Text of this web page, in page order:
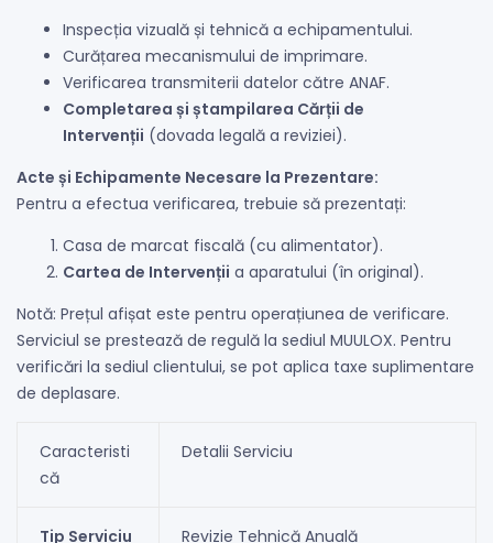
Inspecția vizuală și tehnică a echipamentului.
Curățarea mecanismului de imprimare.
Verificarea transmiterii datelor către ANAF.
Completarea și ștampilarea Cărții de
Intervenții (dovada legală a reviziei).
Acte și Echipamente Necesare la Prezentare:
Pentru a efectua verificarea, trebuie să prezentați:
Casa de marcat fiscală (cu alimentator).
Cartea de Intervenții a aparatului (în original).
Notă: Prețul afișat este pentru operațiunea de verificare.
Serviciul se prestează de regulă la sediul MUULOX. Pentru
verificări la sediul clientului, se pot aplica taxe suplimentare
de deplasare.
Caracteristi
că
Detalii Serviciu
Tip Serviciu Revizie Tehnică Anuală